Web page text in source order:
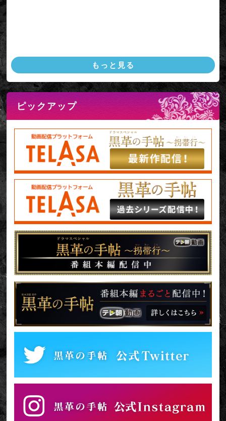
福山雅治が歌う『黒革の手帖』の主題歌『聖域』のCDを30名様に
みどころ動画を配信！（配信は終了いたしました）
2017年8月24日
スペシャルコンテンツ「原口元子のファッション手帖」を更新しま
した！
『黒革の手帖』撮影現場に福山雅治が陣中見舞い武井咲とついに初
対面！
2017年8月10日
『黒革の手帖』の原作本をプレゼント！
2017年7月20日
『黒革の手帖』オリジナルグッズ、完成！手帖風ノート＆クリアファイ
ルが発売されます（販売は終了いたしました）
ゲスの極み乙女。の美人すぎるドラマー“ほな・いこか”こと さと
うほなみ、ついに女優業を始動！『黒革の手帖』で連ドラデビュー
もっと見る
ピックアップ